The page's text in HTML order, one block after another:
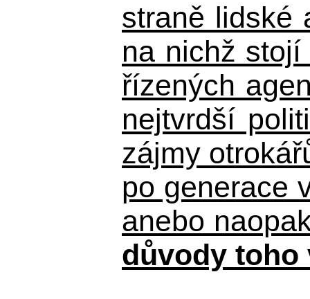
straně lidské
na nichž
řízených
nejtvrdší
zájmy
po generace
anebo
důvody toho